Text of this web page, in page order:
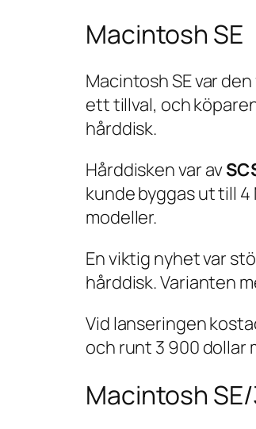
Macintosh SE
Macintosh SE var
ett tillval, och
hårddisk.
Hårddisken var av
kunde byggas ut till 4
modeller.
En viktig nyhet var
hårddisk. Varianten
Vid lanseringen
och runt 3 900 dollar
Macintosh